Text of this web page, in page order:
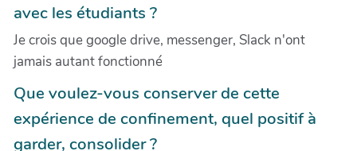
avec les étudiants ?
Je crois que google drive, messenger, Slack n'ont
jamais autant fonctionné
Que voulez-vous conserver de cette
expérience de confinement, quel positif à
garder, consolider ?